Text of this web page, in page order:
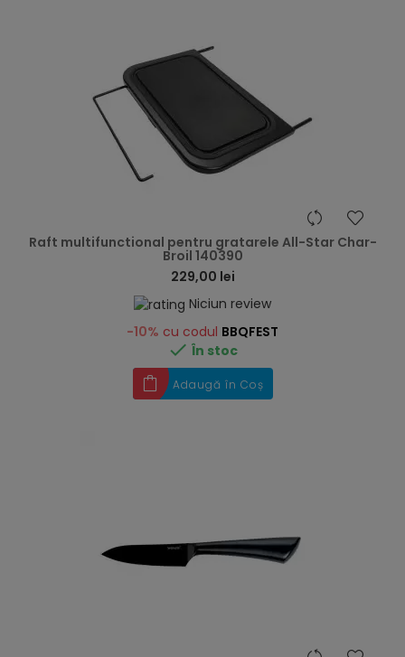
Raft multifunctional pentru gratarele All-Star Char-
Broil 140390
229,00 lei
Niciun review
-10% cu codul BBQFEST
 În stoc
Adaugă în Coș